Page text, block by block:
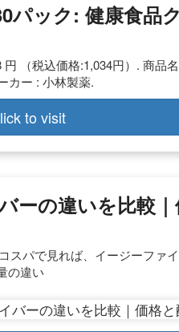
パック: 健康食品
（税込価格:1,034円）. 商品
カー : 小林製薬.
to visit
ーの違いを比較
スパで見れば、イージーファ
の違い